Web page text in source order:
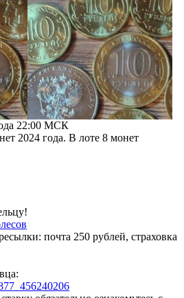
22:00 МСК
2024 года. В лоте 8 монет
почта 250 рублей, страховка